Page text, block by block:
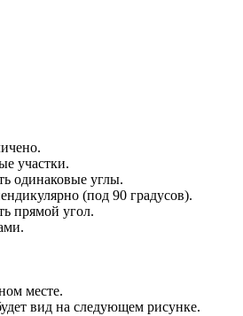
участки.
одинаковые углы.
(под 90 градусов).
прямой угол.
месте.
вид на следующем рисунке.